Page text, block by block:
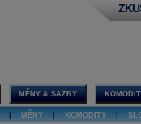
MĚNY & SAZBY
MĚNY KOMODITY